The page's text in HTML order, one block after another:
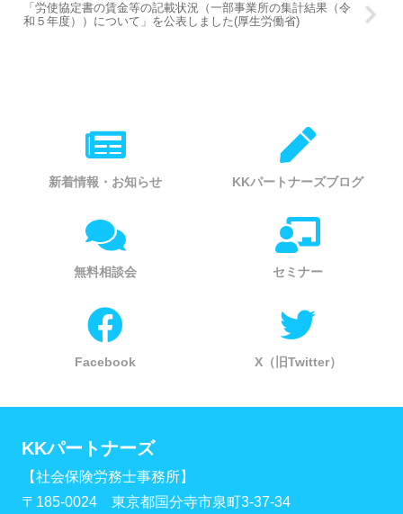
「労使協定書の賃金等の記載状況（一部事業所の集計結果（令
和５年度））について」を公表しました(厚生労働省)
新着情報・お知らせ KKパートナーズブログ
無料相談会 セミナー
Facebook X（旧Twitter）
KKパートナーズ
【社会保険労務士事務所】
〒185-0024 東京都国分寺市泉町3-37-34